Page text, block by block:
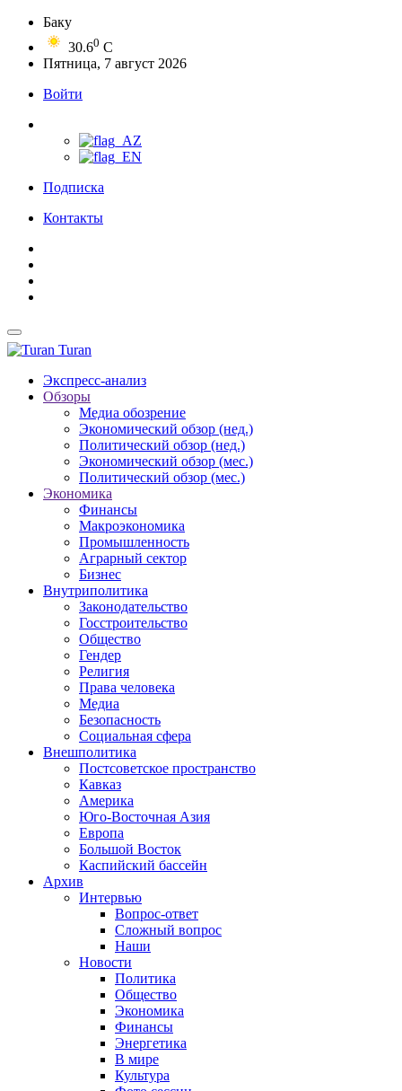
Баку
30.60 C
Пятница, 7 август 2026
Войти
Подписка
Контакты
Turan
Экспресс-анализ
Обзоры
Медиа обозрение
Экономический обзор (нед.)
Политический обзор (нед.)
Экономический обзор (мес.)
Политический обзор (мес.)
Экономика
Финансы
Макроэкономика
Промышленность
Аграрный сектор
Бизнес
Внутриполитика
Законодательство
Госстроительство
Общество
Гендер
Религия
Права человека
Медиа
Безопасность
Социальная сфера
Внешполитика
Постсоветское пространство
Кавказ
Америка
Юго-Восточная Азия
Европа
Большой Восток
Каспийский бассейн
Архив
Интервью
Вопрос-ответ
Сложный вопрос
Наши
Новости
Политика
Общество
Экономика
Финансы
Энергетика
В мире
Культура